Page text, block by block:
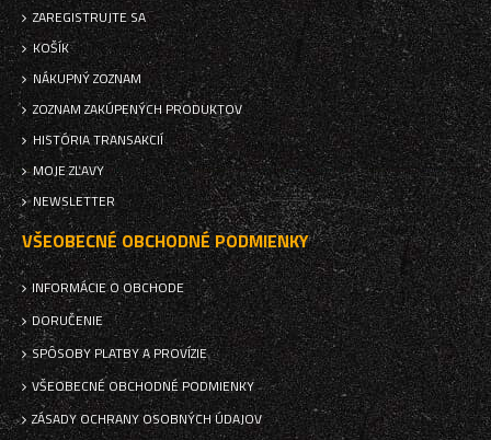
ZAREGISTRUJTE SA
KOŠÍK
NÁKUPNÝ ZOZNAM
ZOZNAM ZAKÚPENÝCH PRODUKTOV
HISTÓRIA TRANSAKCIÍ
MOJE ZĽAVY
NEWSLETTER
VŠEOBECNÉ OBCHODNÉ PODMIENKY
INFORMÁCIE O OBCHODE
DORUČENIE
SPÔSOBY PLATBY A PROVÍZIE
VŠEOBECNÉ OBCHODNÉ PODMIENKY
ZÁSADY OCHRANY OSOBNÝCH ÚDAJOV